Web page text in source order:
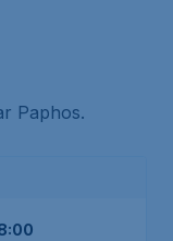
Paphos.